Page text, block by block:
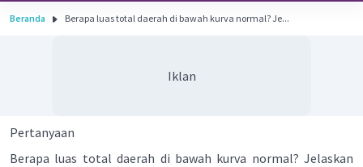
Beranda Berapa luas total daerah di bawah kurva normal? Je...
Iklan
Pertanyaan
Berapa luas total daerah di bawah kurva normal? Jelaskan